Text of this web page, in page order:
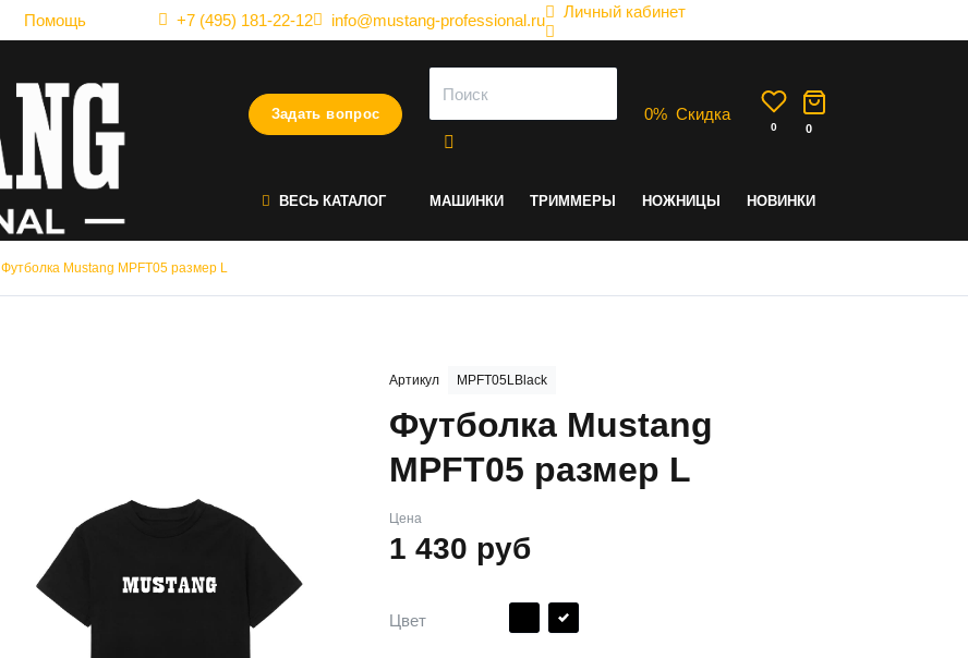
Помощь +7 (495) 181-22-12 info@mustang-professional.ru Личный кабинет
Задать вопрос 0% Скидка
0 0
ВЕСЬ КАТАЛОГ МАШИНКИ ТРИММЕРЫ НОЖНИЦЫ НОВИНКИ
Футболка Mustang MPFT05 размер L
Артикул MPFT05LBlack
Футболка Mustang
MPFT05 размер L
Цена
1 430 руб
Цвет